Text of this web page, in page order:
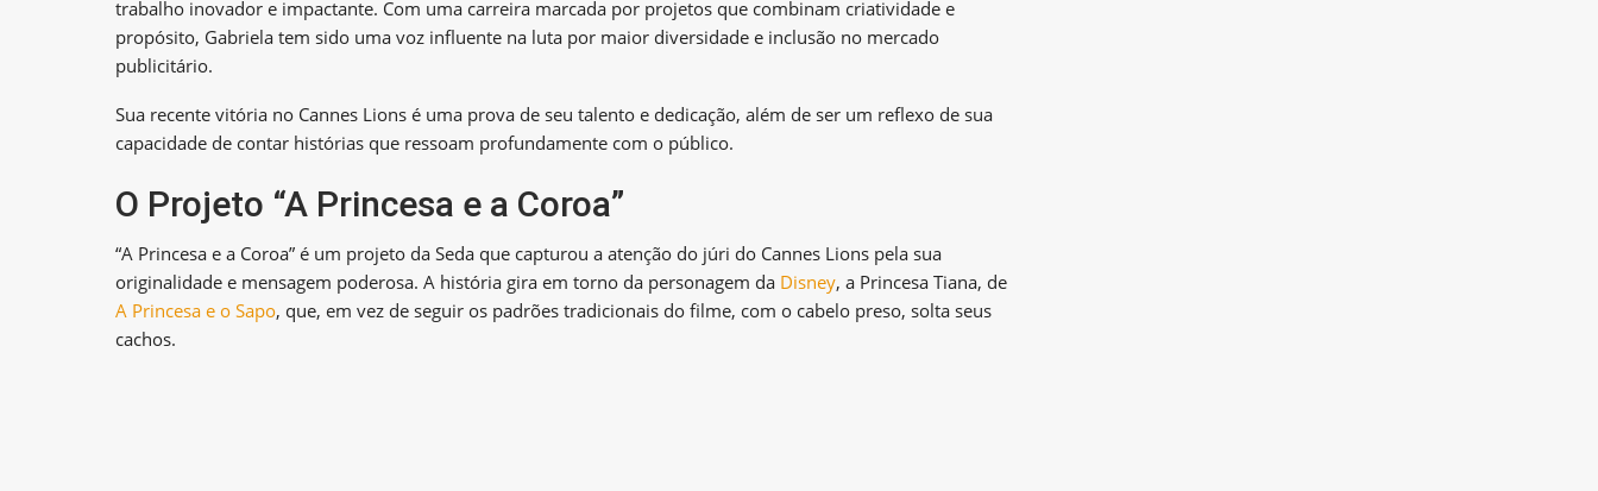
trabalho inovador e impactante. Com uma carreira marcada por projetos que combinam criatividade e
propósito, Gabriela tem sido uma voz influente na luta por maior diversidade e inclusão no mercado
publicitário.
Sua recente vitória no Cannes Lions é uma prova de seu talento e dedicação, além de ser um reflexo de sua
capacidade de contar histórias que ressoam profundamente com o público.
O Projeto “A Princesa e a Coroa”
“A Princesa e a Coroa” é um projeto da Seda que capturou a atenção do júri do Cannes Lions pela sua
originalidade e mensagem poderosa. A história gira em torno da personagem da Disney, a Princesa Tiana, de
A Princesa e o Sapo, que, em vez de seguir os padrões tradicionais do filme, com o cabelo preso, solta seus
cachos.